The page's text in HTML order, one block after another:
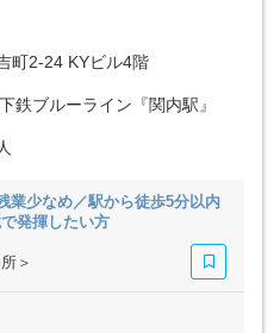
町2-24 KYビル4階
鉄ブルーライン『関内駅』
業少なめ／駅から徒歩5分以内
発揮したい方
＞